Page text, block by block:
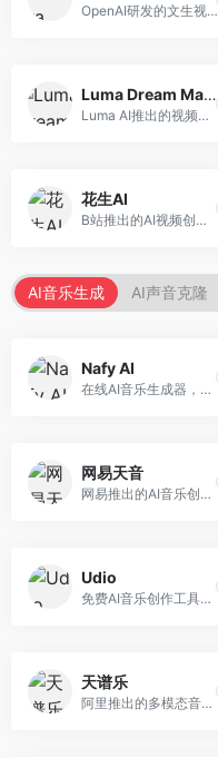
OpenAI研发的文生视频大模型，可根据文字描述生成长达60秒的高清视频。面向影视创作者、广告从业者和内容生产者，视频连贯性强，物理世界理解准确，代表了AI视频生成的最高水平。
Luma Dream Machine
Luma AI推出的视频生成工具，专注于高质量视频创作。面向影视创作者和内容生产者，支持文生视频、图生视频，视频质量高，物理运动流畅自然。
花生AI
B站推出的AI视频创作工具，专注于短视频内容生成。面向B站创作者，支持视频生成、视频编辑等功能，与B站平台深度整合，创作效率高。
AI音乐生成 AI声音克隆
Nafy AI
在线AI音乐生成器，专注于快速音乐创作。面向内容创作者，支持多种风格音乐生成，操作简便，生成速度快，适合快速配乐需求。
网易天音
网易推出的AI音乐创作工具，支持作词、作曲与编曲。面向音乐爱好者和独立音乐人，提供歌词生成、旋律创作、编曲制作等服务，与网易云音乐生态深度整合。
Udio
免费AI音乐创作工具，专注于高质量音乐生成。面向音乐创作者和内容制作者，支持多种音乐风格生成，音质专业，创作自由度高，适合专业音乐制作场景。
天谱乐
阿里推出的多模态音乐生成平台，整合音频与文本理解能力。面向内容创作者，支持歌词生成、旋律创作、音乐编辑等服务，与阿里生态深度整合。